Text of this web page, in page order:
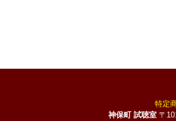
特定
神保町 試聴室 〒